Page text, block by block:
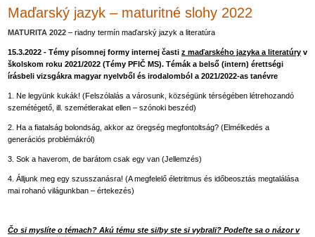
Maďarský jazyk – maturitné slohy 2022
MATURITA 2022 – riadny termín maďarský jazyk a literatúra
15.3.2022 - Témy písomnej formy internej časti z maďarského jazyka a literatúry v
školskom roku 2021/2022 (Témy PFIČ MS). Témák a belső (intern) érettségi
írásbeli vizsgákra magyar nyelvből és irodalomból a 2021/2022-as tanévre
1. Ne legyünk kukák! (Felszólalás a városunk, községünk térségében létrehozandó
szemétégető, ill. szemétlerakat ellen – szónoki beszéd)
2. Ha a fiatalság bolondság, akkor az öregség megfontoltság? (Elmélkedés a
generációs problémákról)
3. Sok a haverom, de barátom csak egy van (Jellemzés)
4. Álljunk meg egy szusszanásra! (A megfelelő életritmus és időbeosztás megtalálása
mai rohanó világunkban – értekezés)
Čo si myslíte o témach? Akú tému ste si/by ste si vybrali? Podeľte sa o názor v